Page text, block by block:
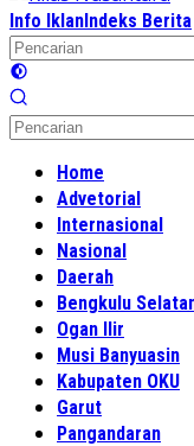
Info IklanIndeks Berita
Home
Advetorial
Internasional
Nasional
Daerah
Bengkulu
Ogan Ilir
Musi Banyuasin
Kabupaten OKU
Garut
Pangandaran